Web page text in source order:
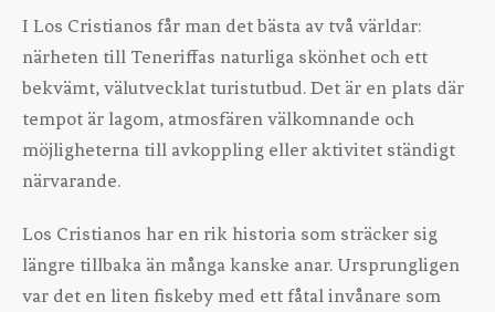
I Los Cristianos får man det bästa av två världar:
närheten till Teneriffas naturliga skönhet och ett
bekvämt, välutvecklat turistutbud. Det är en plats där
tempot är lagom, atmosfären välkomnande och
möjligheterna till avkoppling eller aktivitet ständigt
närvarande.
Los Cristianos har en rik historia som sträcker sig
längre tillbaka än många kanske anar. Ursprungligen
var det en liten fiskeby med ett fåtal invånare som